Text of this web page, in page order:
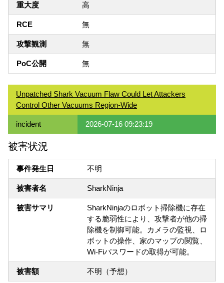
重大度 高
RCE 無
攻撃観測 無
PoC公開 無
Unpatched Shark Vacuum Flaw Could Let Attackers
Control Other Vacuums Region-Wide
incident 2026-07-16 09:23:19
被害状況
事件発生日 不明
被害者名 SharkNinja
被害サマリ
SharkNinjaのロボット掃除機に存在
する脆弱性により、攻撃者が他の掃
除機を制御可能。カメラの監視、ロ
ボットの操作、家のマップの閲覧、
Wi-Fiパスワードの取得が可能。
被害額 不明（予想）